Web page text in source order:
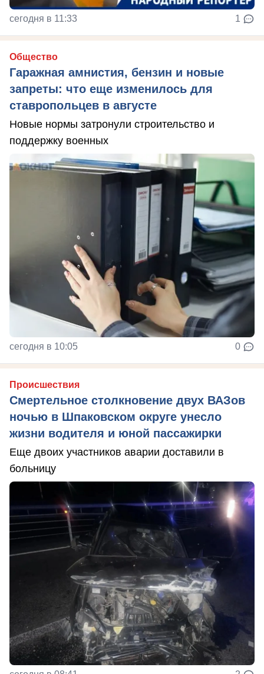
сегодня в 11:33 1
Общество
Гаражная амнистия, бензин и новые
запреты: что еще изменилось для
ставропольцев в августе
Новые нормы затронули строительство и
поддержку военных
сегодня в 10:05 0
Происшествия
Смертельное столкновение двух ВАЗов
ночью в Шпаковском округе унесло
жизни водителя и юной пассажирки
Еще двоих участников аварии доставили в
больницу